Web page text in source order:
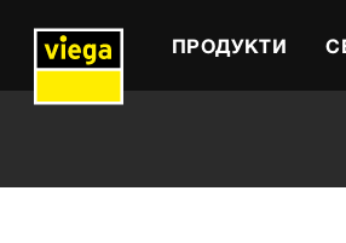
ПРОДУКТИ